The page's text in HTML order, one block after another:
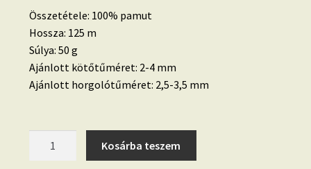
Összetétele: 100% pamut
Hossza: 125 m
Súlya: 50 g
Ajánlott kötőtűméret: 2-4 mm
Ajánlott horgolótűméret: 2,5-3,5 mm
Kosárba teszem